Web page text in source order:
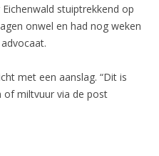
stuiptrekkend op
onwel en had nog weken
met een aanslag. “Dit is
of miltvuur via de post